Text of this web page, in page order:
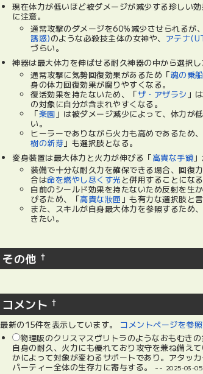
現在体力が低いほど被ダメージが減少する珍しい
に注意。
通常攻撃のダメージを60%減少させられるが
誘惑)のような必殺技主体の女神や、 アテナ
づらい。
神器は最大体力を伸ばせる耐久神器の中から選択し
通常攻撃に気勢回復効果があるため「魂の乗
身の体力回復効果が腐りやすくなる。
復活効果を持たないため、「ザ・アザラシ 」
の対象に自分が含まれやすくなる。
「楽園 」は被ダメージ減少によって、体力が
い。
ヒーラーでありながら火力も高めであるため
樹の新芽 」も選択肢となる。
変身装置は最大体力と火力が伸びる「高貴な手鏡
装備で十分な耐久力を確保できる場合、回復
合は命を燃やし尽くす光 と併用することになる
自前のシールド効果を持たないため反射を生
びるため、「高貴な妝匣 」も有力な選択肢と言
また、スキルが自身最大体力を参照するため
きたい。
その他 †
コメント †
最新の15件を表示しています。 コメントページを参照
物理版のクリスマスヴリトラのようなおもむき
自身の耐久、火力にも優れており攻守を兼ね備え
かによって対象が変わるサポートであり。アタッ
パーティー全体の生存力に寄与する。 -- 2025-03-